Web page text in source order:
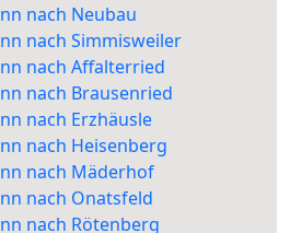
nach Neubau
nach Simmisweiler
nach Affalterried
nach Brausenried
nach Erzhäusle
nach Heisenberg
nach Mäderhof
nach Onatsfeld
nach Rötenberg